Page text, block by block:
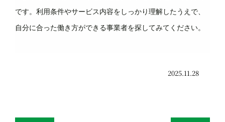
です。利用条件やサービス内容をしっかり理解したうえで、
自分に合った働き方ができる事業者を探してみてください。
2025.11.28